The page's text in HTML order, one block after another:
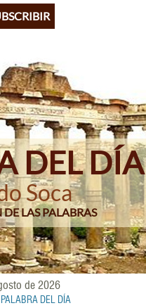
DEL DÍA
Soca
LAS PALABRAS
de 2026
DEL DÍA